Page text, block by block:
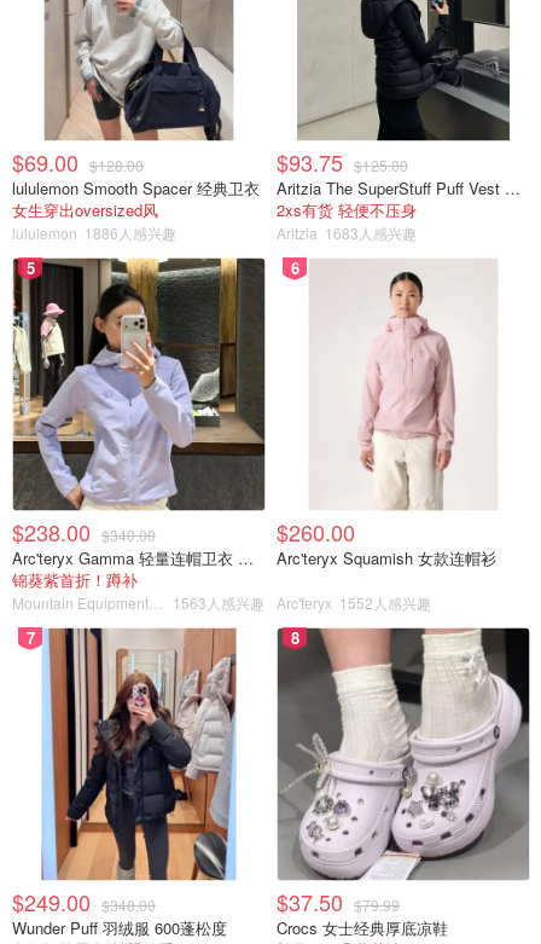
$69.00 $128.00
lululemon Smooth Spacer 经典卫衣
女生穿出oversized风
lululemon 1886人感兴趣
$93.75 $125.00
Aritzia The SuperStuff Puff Vest 轻盈亮面马甲
2xs有货 轻便不压身
Aritzia 1683人感兴趣
5
$238.00 $340.00
Arc'teryx Gamma 轻量连帽卫衣 女款
锦葵紫首折！蹲补
1563人感兴趣
6
$260.00
Arc'teryx Squamish 女款连帽衫
Arc'teryx 1552人感兴趣
7
$249.00 $348.00
Wunder Puff 羽绒服 600蓬松度
8
$37.50 $79.99
Crocs 女士经典厚底凉鞋